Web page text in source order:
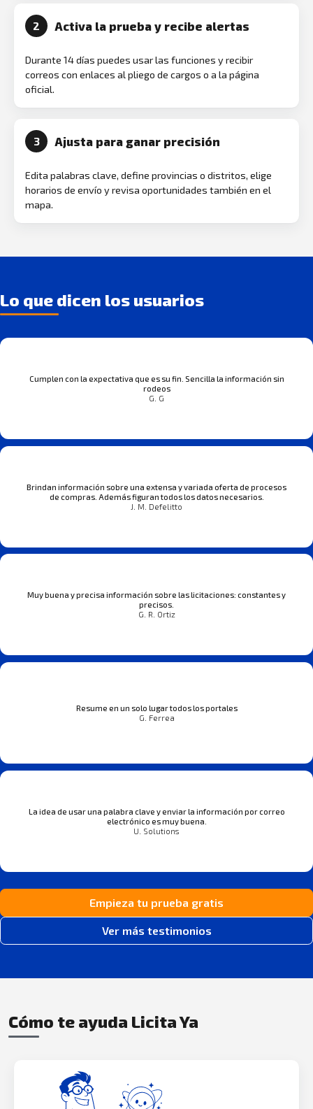
2 Activa la prueba y recibe alertas
Durante 14 días puedes usar las funciones y recibir
correos con enlaces al pliego de cargos o a la página
oficial.
3 Ajusta para ganar precisión
Edita palabras clave, define provincias o distritos, elige
horarios de envío y revisa oportunidades también en el
mapa.
Lo que dicen los usuarios
Cumplen con la expectativa que es su fin. Sencilla la información sin
rodeos
G. G
Brindan información sobre una extensa y variada oferta de procesos
de compras. Además figuran todos los datos necesarios.
J. M. Defelitto
Muy buena y precisa información sobre las licitaciones: constantes y
precisos.
G. R. Ortiz
Resume en un solo lugar todos los portales
G. Ferrea
La idea de usar una palabra clave y enviar la información por correo
electrónico es muy buena.
U. Solutions
Empieza tu prueba gratis
Ver más testimonios
Cómo te ayuda Licita Ya